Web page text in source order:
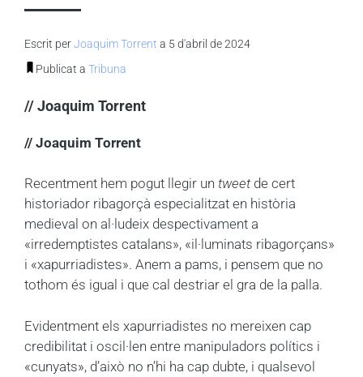
Escrit perJoaquim Torrent a 5 d'abril de 2024
Publicat a Tribuna
// Joaquim Torrent
// Joaquim Torrent
Recentment hem pogut llegir un tweetde cert
historiador ribagorçà especialitzat en història
medieval on al·ludeix despectivament a
«irredemptistes catalans», «il·luminats ribagorçans»
i «xapurriadistes». Anem a pams, i pensem que no
tothom és igual i que cal destriar el gra de la palla.
Evidentment els xapurriadistes no mereixen cap
credibilitat i oscil·len entre manipuladors polítics i
«cunyats», d’això no n’hi ha cap dubte, i qualsevol